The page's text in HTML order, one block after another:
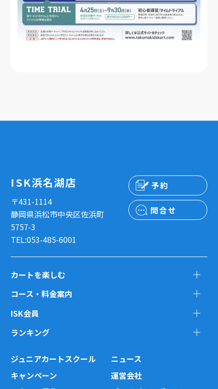
ISK浜名湖店
〒431-1114
静岡県浜松市中央区佐浜町
5757-3
TEL:053-485-6001
予約
問合せ
カートを楽しむ
コース・料金案内
ISK会員
ランキング
ジュニアカートスクール
ニュース
キャンペーン
運営会社